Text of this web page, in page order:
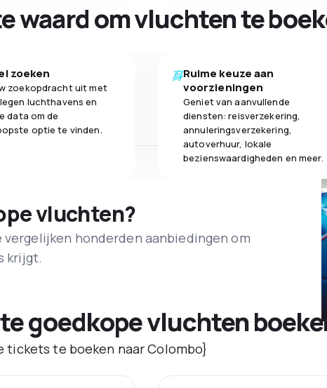
waard om vluchten te
zoeken
zoekopdracht uit met
luchthavens en
data om de
optie te vinden.
Ruime keuze aan
voorzieningen
Geniet van aanvullende
diensten: reisverzekering,
annuleringsverzekering,
autoverhuur, lokale
bezienswaardigheden en meer.
vluchten?
honderden aanbiedingen om
krijgt.
goedkope vluchten
te boeken naar Colombo}